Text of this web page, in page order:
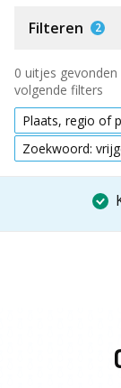
Filteren 2
0 uitjes
volgende filters
Plaats, regio of
Zoekwoord: